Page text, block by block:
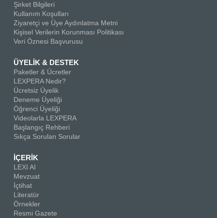
Şirket Bilgileri
Kullanım Koşulları
Ziyaretçi ve Üye Aydınlatma Metni
Kişisel Verilerin Korunması Politikası
Veri Öznesi Başvurusu
ÜYELİK & DESTEK
Paketler & Ücretler
LEXPERA Nedir?
Ücretsiz Üyelik
Deneme Üyeliği
Öğrenci Üyeliği
Videolarla LEXPERA
Başlangıç Rehberi
Sıkça Sorulan Sorular
İÇERİK
LEXI AI
Mevzuat
İçtihat
Literatür
Örnekler
Resmi Gazete